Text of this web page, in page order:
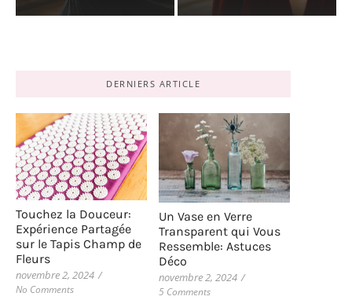
DERNIERS ARTICLE
Touchez la Douceur:
Expérience Partagée
sur le Tapis Champ de
Fleurs
novembre 2, 2024 /
No Comments
Un Vase en Verre
Transparent qui Vous
Ressemble: Astuces
Déco
novembre 2, 2024 /
5 Comments